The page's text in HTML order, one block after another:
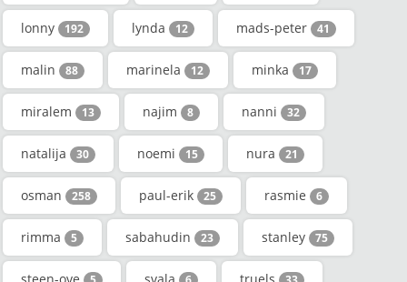
lonny 192 lynda 12 mads-peter 41
malin 88 marinela 12 minka 17
miralem 13 najim 8 nanni 32
natalija 30 noemi 15 nura 21
osman 258 paul-erik 25 rasmie 6
rimma 5 sabahudin 23 stanley 75